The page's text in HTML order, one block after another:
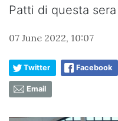
Patti di questa
07 June 2022, 10:07
Twitter Facebook
Email